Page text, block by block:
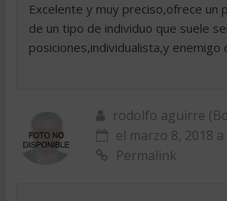
Excelente y muy preciso,ofrece un
de un tipo de individuo que suele
posiciones,individualista,y enemigo
rodolfo aguirre
el marzo 8, 2018
Permalink